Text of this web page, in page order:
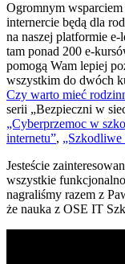
Ogromnym
internercie będą dla
na naszej platformie e-
tam ponad 200 e-
pomogą Wam lepiej
wszystkim do dwóch
Czy warto mieć
serii „Bezpieczni w
„Cyberprzemoc w
internetu”, „Szkodliwe
Jesteście
wszystkie
nagraliśmy razem z
że nauka z OSE IT